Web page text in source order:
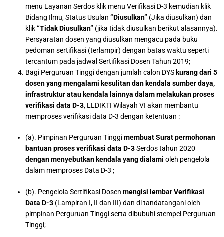
menu Layanan Serdos klik menu Verifikasi D-3 kemudian klik
Bidang Ilmu, Status Usulan“Diusulkan” (Jika diusulkan) dan
klik“Tidak Diusulkan” (jika tidak diusulkan berikut alasannya).
Persyaratan dosen yang diusulkan mengacu pada buku
pedoman sertifikasi (terlampir) dengan batas waktu seperti
tercantum pada jadwal Sertifikasi Dosen Tahun 2019;
Bagi Perguruan Tinggi dengan jumlah calon DYS kurang dari 5
dosenyangmengalami kesulitan dan kendala sumber daya,
infrastruktur atau kendala lainnya dalam melakukan proses
verifikasi data D-3, LLDIKTI Wilayah VI akan membantu
memproses verifikasi data D-3 dengan ketentuan :
(a). Pimpinan Perguruan Tinggimembuat Surat permohonan
bantuan proses verifikasi data D-3Serdos tahun 2020
dengan menyebutkan kendala yang dialami oleh pengelola
dalam memproses Data D-3 ;
(b). Pengelola Sertifikasi Dosenmengisi lembar Verifikasi
Data D-3 (Lampiran I, II dan III) dan di tandatangani oleh
pimpinan Perguruan Tinggi serta dibubuhi stempel Perguruan
Tinggi;